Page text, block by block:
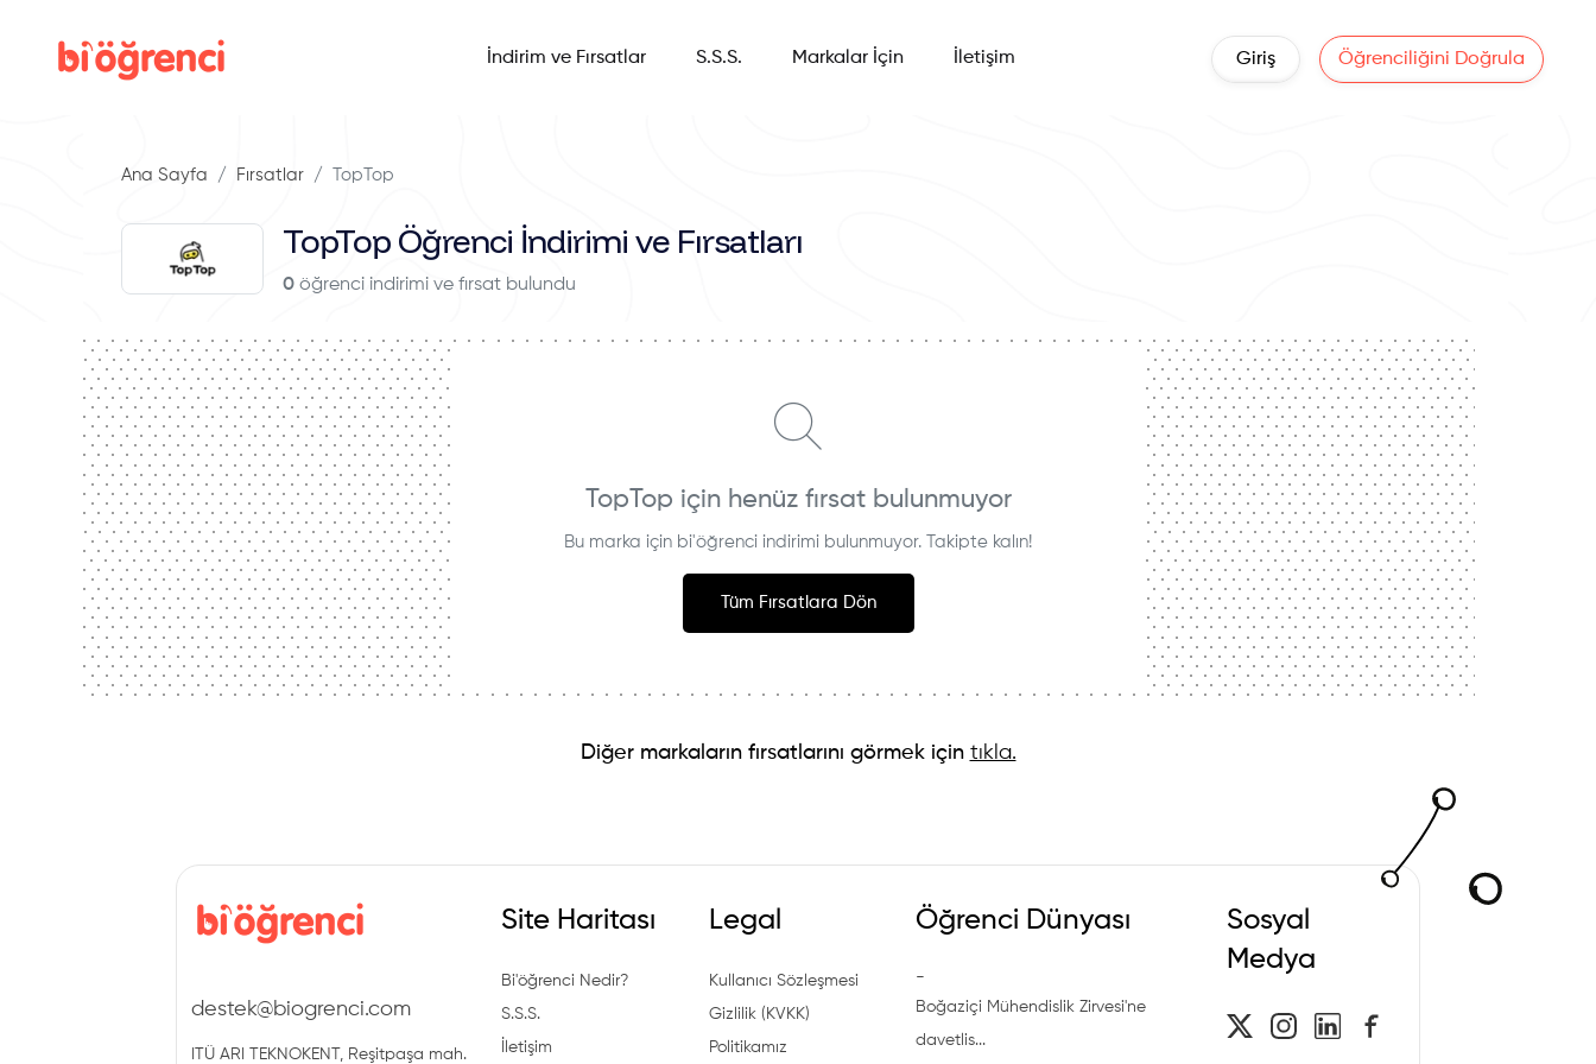
Giriş Öğrenciliğini Doğrula
İndirim ve Fırsatlar S.S.S. Markalar İçin İletişim
Ana Sayfa Fırsatlar TopTop
TopTop Öğrenci İndirimi ve Fırsatları
0 öğrenci indirimi ve fırsat bulundu
TopTop için henüz fırsat bulunmuyor
Bu marka için bi'öğrenci indirimi bulunmuyor. Takipte kalın!
Tüm Fırsatlara Dön
Diğer markaların fırsatlarını görmek için tıkla.
destek@biogrenci.com
ITÜ ARI TEKNOKENT, Reşitpaşa mah.
Site Haritası
Bi'öğrenci Nedir?
S.S.S.
İletişim
Legal
Kullanıcı Sözleşmesi
Gizlilik (KVKK)
Politikamız
Öğrenci Dünyası
-
Boğaziçi Mühendislik Zirvesi'ne
davetlis...
Sosyal
Medya